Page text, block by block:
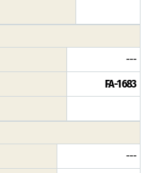
---
FA-1683
---